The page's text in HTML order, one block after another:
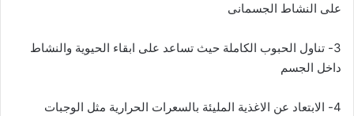
على النشاط الجسمانى
3- تناول الحبوب الكاملة حيث تساعد على ابقاء الحيوية والنشاط
داخل الجسم
4- الابتعاد عن الاغذية المليئة بالسعرات الحرارية مثل الوجبات